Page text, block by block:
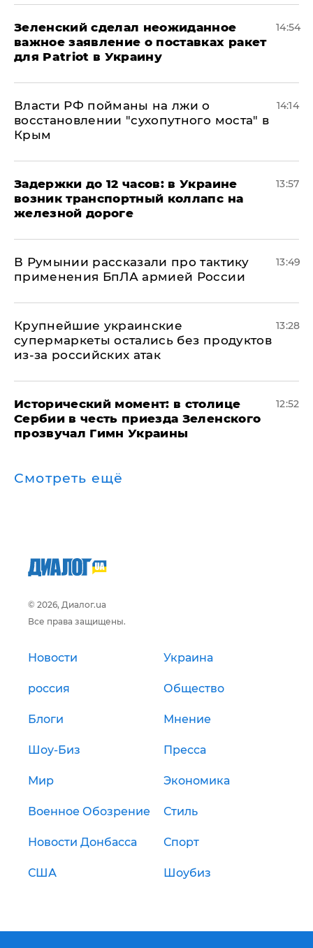
Зеленский сделал неожиданное
важное заявление о поставках ракет
для Patriot в Украину
14:54
Власти РФ пойманы на лжи о
восстановлении "сухопутного моста" в
Крым
14:14
Задержки до 12 часов: в Украине
возник транспортный коллапс на
железной дороге
13:57
В Румынии рассказали про тактику
применения БпЛА армией России
13:49
Крупнейшие украинские
супермаркеты остались без продуктов
из-за российских атак
13:28
Исторический момент: в столице
Сербии в честь приезда Зеленского
прозвучал Гимн Украины
12:52
Смотреть ещё
© 2026, Диалог.ua
Все права защищены.
Новости Украина
россия Общество
Блоги Мнение
Шоу-Биз Пресса
Мир Экономика
Военное Обозрение Стиль
Новости Донбасса Спорт
США Шоубиз